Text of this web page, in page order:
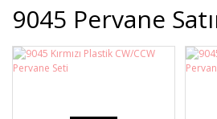
9045 Pervane